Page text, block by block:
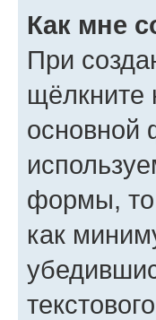
Как мне
При
щёлкните
основной
формы, то
как